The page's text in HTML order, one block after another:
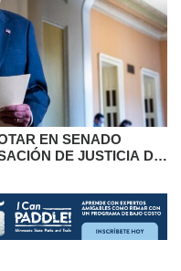
EN SENADO
DE JUSTICIA DE